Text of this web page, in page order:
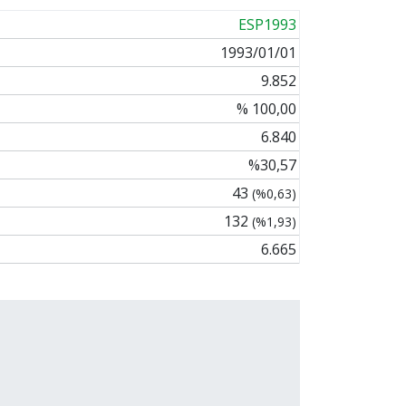
ESP1993
1993/01/01
9.852
% 100,00
6.840
%30,57
43 (%0,63)
132 (%1,93)
6.665